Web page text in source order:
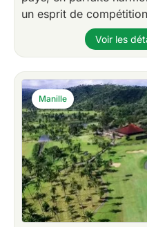
un esprit de
Voir les
Manille